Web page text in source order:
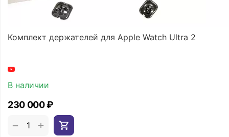
Комплект держателей для Apple Watch Ultra 2
В наличии
230 000₽
+
−